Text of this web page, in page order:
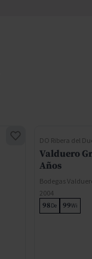
DO Ribera del
Valduero
Años
Bodegas
2004
98De 99Wi